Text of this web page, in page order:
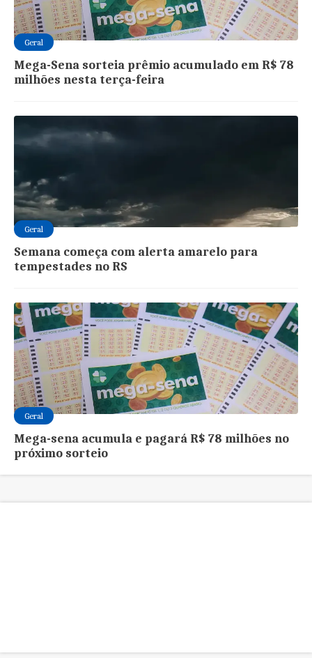
Geral
Mega-Sena sorteia prêmio acumulado em R$ 78
milhões nesta terça-feira
Geral
Semana começa com alerta amarelo para
tempestades no RS
Geral
Mega-sena acumula e pagará R$ 78 milhões no
próximo sorteio